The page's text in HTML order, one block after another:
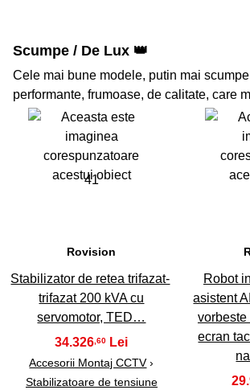
Scumpe / De Lux 👑
Cele mai bune modele, putin mai
performante, frumoase, de calitate, care
41
Rovision
Stabilizator de retea trifazat-
trifazat 200 kVA cu
servomotor, TED…
34.326 ,60
Accesorii Montaj CCTV›
Stabilizatoare de tensiune
Robot
asistent
vorbeste
ecran